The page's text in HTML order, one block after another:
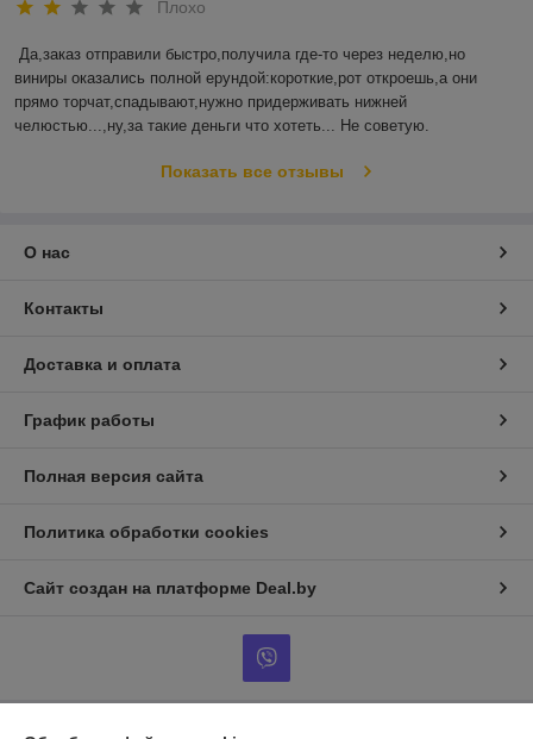
Плохо
Да,заказ отправили быстро,получила где-то через неделю,но
виниры оказались полной ерундой:короткие,рот откроешь,а они
прямо торчат,спадывают,нужно придерживать нижней
челюстью...,ну,за такие деньги что хотеть... Не советую.
Показать все отзывы
О нас
Контакты
Доставка и оплата
График работы
Полная версия сайта
Политика обработки cookies
Сайт создан на платформе Deal.by